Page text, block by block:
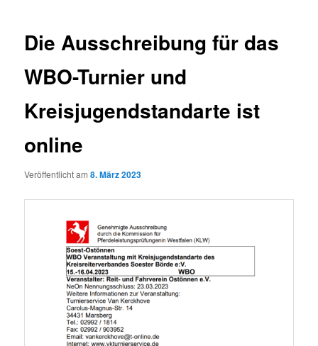
Die Ausschreibung für das
WBO-Turnier und
Kreisjugendstandarte ist
online
Veröffentlicht am8. März 2023